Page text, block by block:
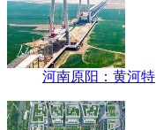
河南原阳：黄河特